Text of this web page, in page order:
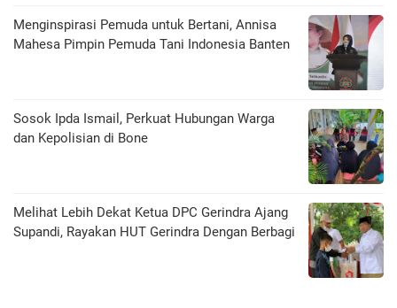
Menginspirasi Pemuda untuk Bertani, Annisa
Mahesa Pimpin Pemuda Tani Indonesia Banten
Sosok Ipda Ismail, Perkuat Hubungan Warga
dan Kepolisian di Bone
Melihat Lebih Dekat Ketua DPC Gerindra Ajang
Supandi, Rayakan HUT Gerindra Dengan Berbagi